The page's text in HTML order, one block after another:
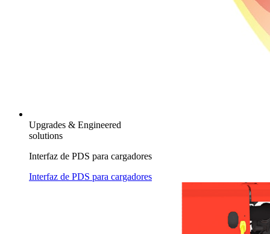
Upgrades & Engineered
solutions
Interfaz de PDS para cargadores
Interfaz de PDS para cargadores